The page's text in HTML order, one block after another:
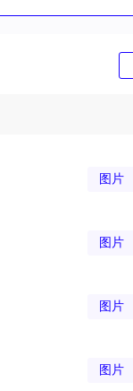
图片
图片
图片
图片